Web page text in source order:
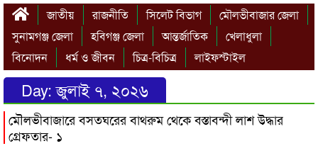
জাতীয় রাজনীতি সিলেট বিভাগ
মৌলভীবাজার জেলা
সুনামগঞ্জ জেলা
হবিগঞ্জ জেলা আন্তর্জাতিক
খেলাধুলা
বিনোদন
ধর্ম ও জীবন চিত্র-বিচিত্র লাইফস্টাইল
Day:জুলাই ৭, ২০২৬
মৌলভীবাজারে বসতঘরের বাথরুম থেকে বস্তাবন্দী লাশ উদ্ধার
গ্রেফতার- ১